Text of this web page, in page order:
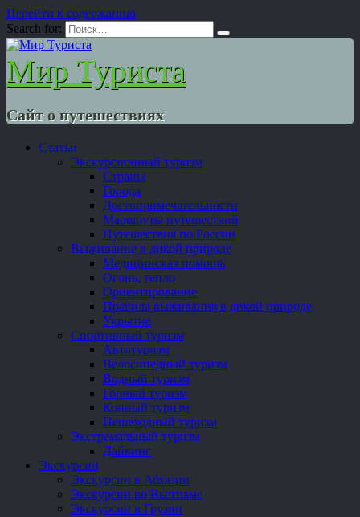
Перейти к содержанию
Search for:
Мир Туриста
Сайт о путешествиях
Статьи
Экскурсионный туризм
Страны
Города
Достопримечательности
Маршруты путешествий
Путешествия по России
Выживание в дикой природе
Медицинская помощь
Огонь, тепло
Ориентирование
Правила выживания в дикой природе
Укрытие
Спортивный туризм
Автотуризм
Велосипедный туризм
Водный туризм
Горный туризм
Конный туризм
Пешеходный туризм
Экстремальный туризм
Дайвинг
Экскурсии
Экскурсии в Абхазии
Экскурсии во Вьетнаме
Экскурсии в Грузии